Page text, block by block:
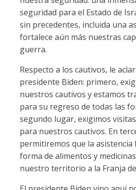
seguridad para el Estado de
sin precedentes, incluida una
fortalece aún más nuestras
guerra.
Respecto a los cautivos, le
presidente Biden: primero,
nuestros cautivos y estamos
para su regreso de todas las
segundo lugar, exigimos
para nuestros cautivos. En
permitiremos que la
forma de alimentos y
nuestro territorio a la Franja de